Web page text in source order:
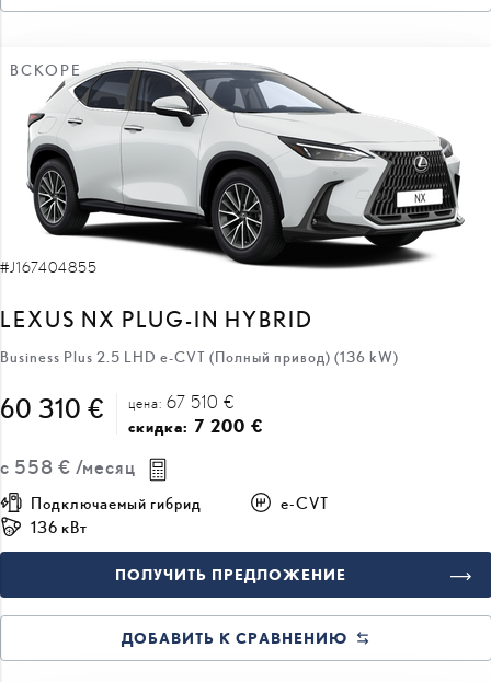
ВСКОРЕ
#J167404855
LEXUS NX PLUG-IN HYBRID
Business Plus 2.5 LHD e-CVT (Полный привод) (136 kW)
60 310 € цена: 67 510 €
скидка: 7 200 €
с 558 € /месяц
Подключаемый гибрид
e-CVT
136 кВт
ПОЛУЧИТЬ ПРЕДЛОЖЕНИЕ
ДОБАВИТЬ К СРАВНЕНИЮ